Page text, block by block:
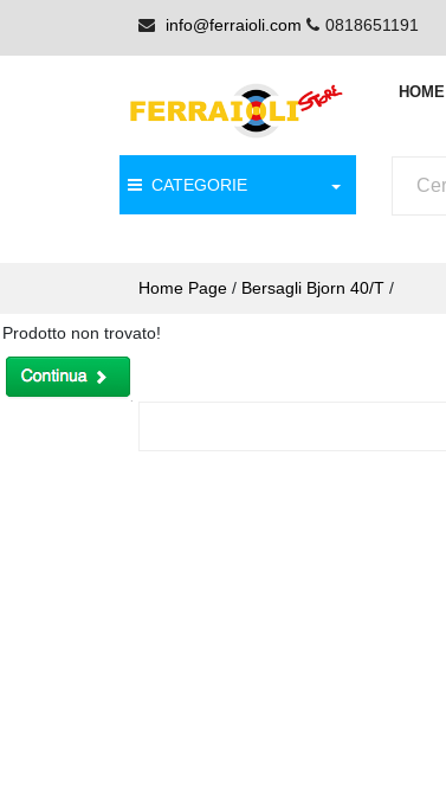
info@ferraioli.com 0818651191
HOME
CATEGORIE
Home Page / Bersagli Bjorn 40/T /
Prodotto non trovato!